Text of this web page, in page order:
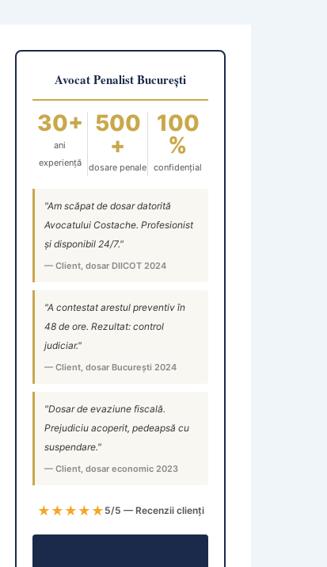
Avocat Penalist București
30+
ani
experiență
500
+
dosare penale
100
%
confidențial
"Am scăpat de dosar datorită
Avocatului Costache. Profesionist
și disponibil 24/7."
— Client, dosar DIICOT 2024
"A contestat arestul preventiv în
48 de ore. Rezultat: control
judiciar."
— Client, dosar București 2024
"Dosar de evaziune fiscală.
Prejudiciu acoperit, pedeapsă cu
suspendare."
— Client, dosar economic 2023
★★★★★ 5/5 — Recenzii clienți